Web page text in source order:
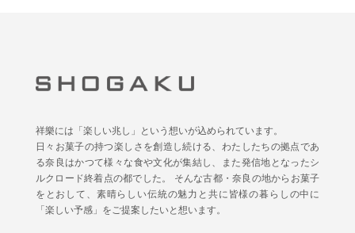
祥樂には「楽しい兆し」という想いが込められています。
日々お菓子の持つ楽しさを創造し続ける、わたしたちの拠点であ
る奈良はかつて様々な食や文化が集結し、また発信地となったシ
ルクロード終着点の都でした。 そんな古都・奈良の地からお菓子
をとおして、素晴らしい伝統の魅力と共に皆様の暮らしの中に
「楽しい予感」をご提案したいと想います。